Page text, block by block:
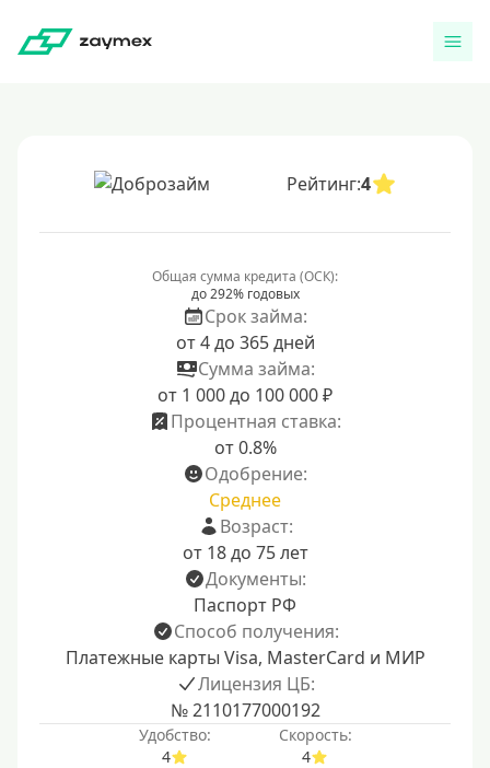
Рейтинг:4
Общая сумма кредита (ОСК):
до 292% годовых
Срок займа:
от 4 до 365 дней
Сумма займа:
от 1 000 до 100 000 ₽
Процентная ставка:
от 0.8%
Одобрение:
Среднее
Возраст:
от 18 до 75 лет
Документы:
Паспорт РФ
Способ получения:
Платежные карты Visa, MasterCard и МИР
Лицензия ЦБ:
№ 2110177000192
Удобство:
4
Скорость:
4